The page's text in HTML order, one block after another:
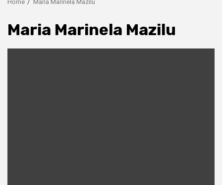
Home Maria Marinela Mazilu
Maria Marinela Mazilu